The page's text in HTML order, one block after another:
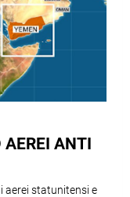
AEREI ANTI
aerei statunitensi e